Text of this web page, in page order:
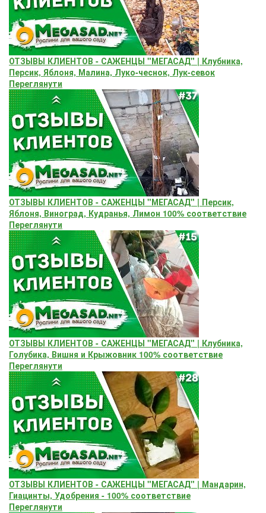
ОТЗЫВЫ КЛИЕНТОВ - САЖЕНЦЫ "МЕГАСАД" | Клубника,
Персик, Яблоня, Малина, Луко-чеснок, Лук-севок
Переглянути
ОТЗЫВЫ КЛИЕНТОВ - САЖЕНЦЫ "МЕГАСАД" | Персик,
Яблоня, Виноград, Кудранья, Лимон 100% соответствие
Переглянути
ОТЗЫВЫ КЛИЕНТОВ - САЖЕНЦЫ "МЕГАСАД" | Клубника,
Голубика, Вишня и Крыжовник 100% соответствие
Переглянути
ОТЗЫВЫ КЛИЕНТОВ - САЖЕНЦЫ "МЕГАСАД" | Мандарин,
Гиацинты, Удобрения - 100% соответствие
Переглянути